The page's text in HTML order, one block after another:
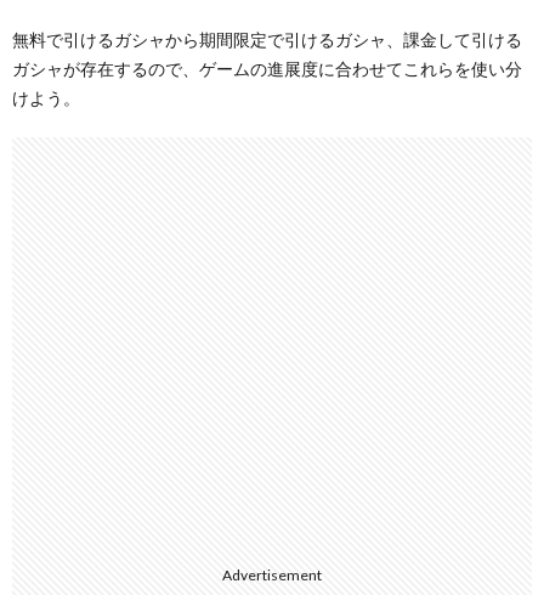
無料で引けるガシャから期間限定で引けるガシャ、課金して引ける
ガシャが存在するので、ゲームの進展度に合わせてこれらを使い分
けよう。
Advertisement